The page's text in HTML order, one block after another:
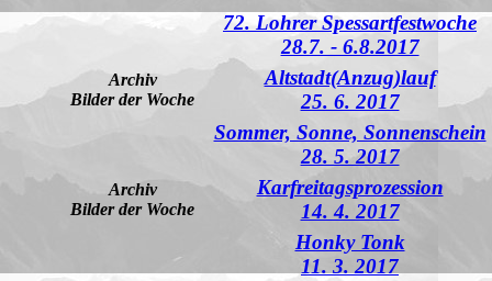
72. Lohrer Spessartfestwoche
28.7. - 6.8.2017
Archiv
Bilder der Woche
Altstadt(Anzug)lauf
25. 6. 2017
Sommer, Sonne, Sonnenschein
28. 5. 2017
Archiv
Bilder der Woche
Karfreitagsprozession
14. 4. 2017
Honky Tonk
11. 3. 2017